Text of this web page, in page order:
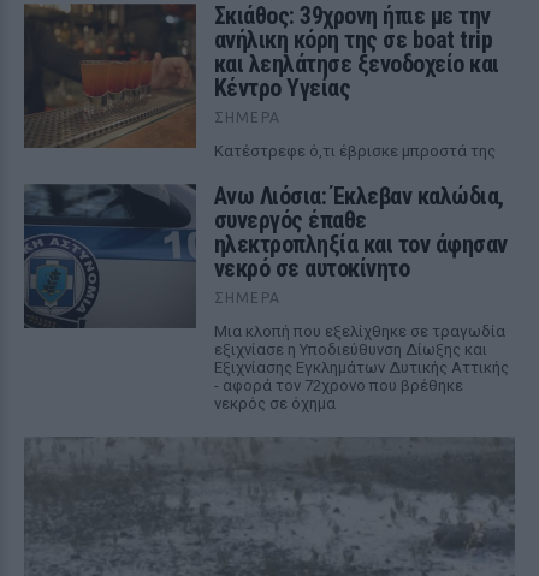
Σκιάθος: 39χρονη ήπιε με την
ανήλικη κόρη της σε boat trip
και λεηλάτησε ξενοδοχείο και
Κέντρο Υγείας
ΣΉΜΕΡΑ
Κατέστρεφε ό,τι έβρισκε μπροστά της
Ανω Λιόσια: Έκλεβαν καλώδια,
συνεργός έπαθε
ηλεκτροπληξία και τον άφησαν
νεκρό σε αυτοκίνητο
ΣΉΜΕΡΑ
Μια κλοπή που εξελίχθηκε σε τραγωδία
εξιχνίασε η Υποδιεύθυνση Δίωξης και
Εξιχνίασης Εγκλημάτων Δυτικής Αττικής
- αφορά τον 72χρονο που βρέθηκε
νεκρός σε όχημα